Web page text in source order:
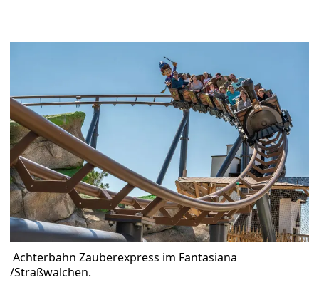
Achterbahn Zauberexpress im Fantasiana
/Straßwalchen.